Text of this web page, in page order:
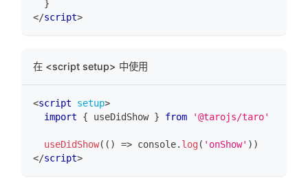
}
</script>
在 <script setup> 中使用
<script setup>
import
{ useDidShow } from '@tarojs/taro'
useDidShow( ( ) => console. log( 'onShow' ) )
</script>